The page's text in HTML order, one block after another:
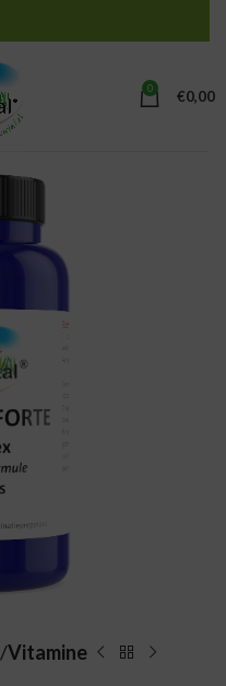
0 €0,00
Vitamine